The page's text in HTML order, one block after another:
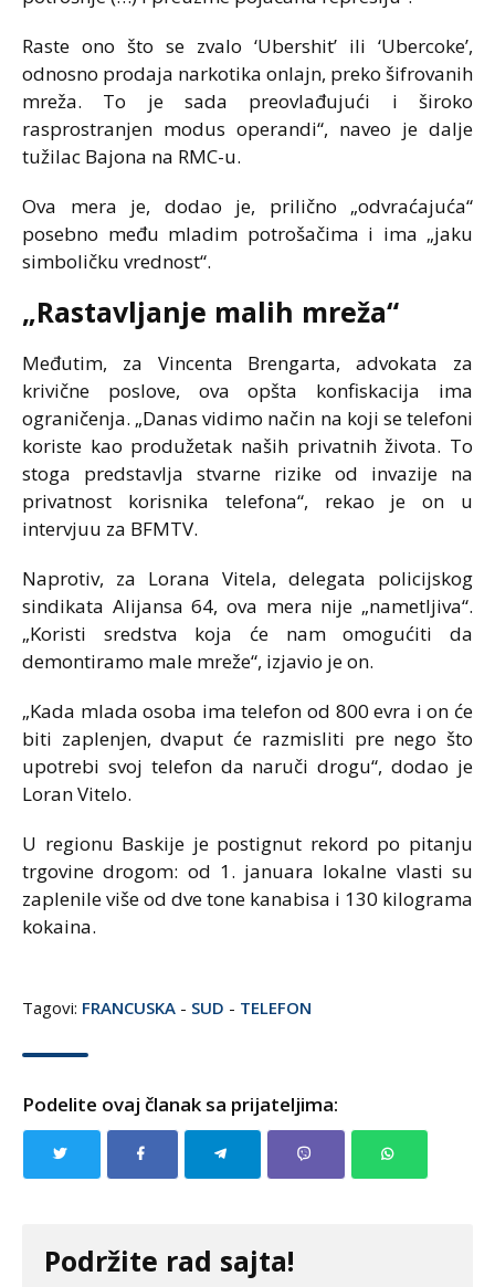
Raste ono što se zvalo ‘Ubershit’ ili ‘Ubercoke’,
odnosno prodaja narkotika onlajn, preko šifrovanih
mreža. To je sada preovlađujući i široko
rasprostranjen modus operandi“, naveo je dalje
tužilac Bajona na RMC-u.
Ova mera je, dodao je, prilično „odvraćajuća“
posebno među mladim potrošačima i ima „jaku
simboličku vrednost“.
„Rastavljanje malih mreža“
Međutim, za Vincenta Brengarta, advokata za
krivične poslove, ova opšta konfiskacija ima
ograničenja. „Danas vidimo način na koji se telefoni
koriste kao produžetak naših privatnih života. To
stoga predstavlja stvarne rizike od invazije na
privatnost korisnika telefona“, rekao je on u
intervjuu za BFMTV.
Naprotiv, za Lorana Vitela, delegata policijskog
sindikata Alijansa 64, ova mera nije „nametljiva“.
„Koristi sredstva koja će nam omogućiti da
demontiramo male mreže“, izjavio je on.
„Kada mlada osoba ima telefon od 800 evra i on će
biti zaplenjen, dvaput će razmisliti pre nego što
upotrebi svoj telefon da naruči drogu“, dodao je
Loran Vitelo.
U regionu Baskije je postignut rekord po pitanju
trgovine drogom: od 1. januara lokalne vlasti su
zaplenile više od dve tone kanabisa i 130 kilograma
kokaina.
Tagovi: FRANCUSKA - SUD - TELEFON
Podelite ovaj članak sa prijateljima:
Podržite rad sajta!